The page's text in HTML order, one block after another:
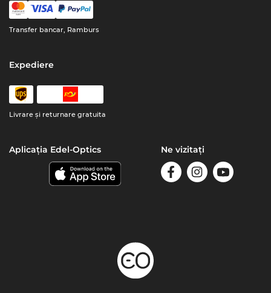
Transfer bancar, Ramburs
Expediere
Livrare şi returnare gratuita
Aplicația Edel-Optics Ne vizitați